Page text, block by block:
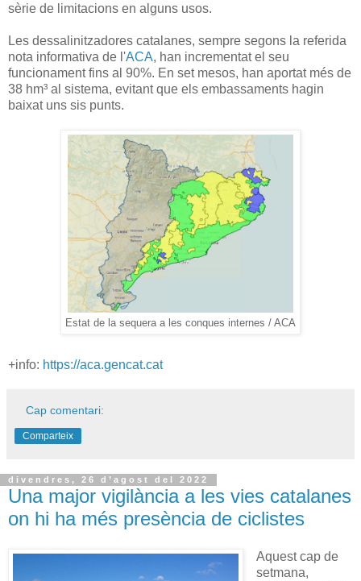
sèrie de limitacions en alguns usos.
Les dessalinitzadores catalanes, sempre segons la referida
nota informativa de l'ACA, han incrementat el seu
funcionament fins al 90%. En set mesos, han aportat més de
38 hm³ al sistema, evitant que els embassaments hagin
baixat uns sis punts.
Estat de la sequera a les conques internes / ACA
+info: https://aca.gencat.cat
Cap comentari:
Comparteix
divendres, 26 d’agost del 2022
Una major vigilància a les vies catalanes
on hi ha més presència de ciclistes
Aquest cap de
setmana,